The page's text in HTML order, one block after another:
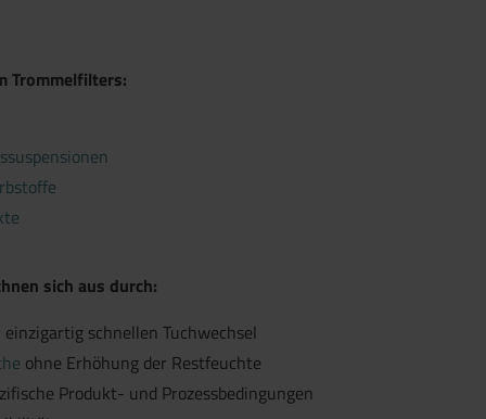
Trommelfilters:
sich aus durch:
schnellen Tuchwechsel
ohne Erhöhung der Restfeuchte
Produkt- und Prozessbedingungen